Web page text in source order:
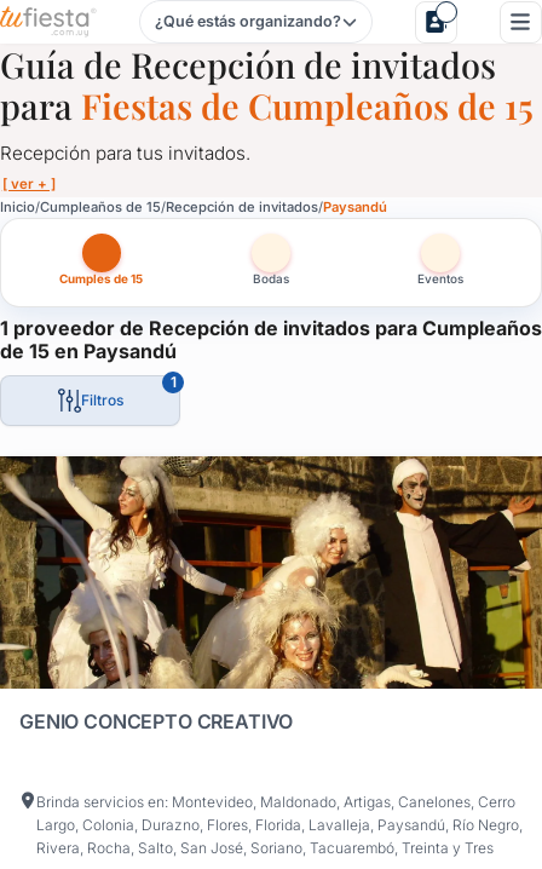
Recepción de invitados para Cumpleaños de 15 en
¿Qué estás organizando?
Guía de Recepción de invitados
para Fiestas de Cumpleaños de 15
Recepción para tus invitados.
[ ver + ]
Inicio Cumpleaños de 15 Recepción de invitados Paysandú
Cumples de 15 Bodas Eventos
1 proveedor de Recepción de invitados para Cumpleaños
de 15 en Paysandú
Filtros
1
GENIO CONCEPTO CREATIVO
Brinda servicios en: Montevideo, Maldonado, Artigas, Canelones, Cerro
Largo, Colonia, Durazno, Flores, Florida, Lavalleja, Paysandú, Río Negro,
Rivera, Rocha, Salto, San José, Soriano, Tacuarembó, Treinta y Tres
Recepción de invitados para Cumpleaños de 15 en
Recepción para tus invitados.
Servicios de recepción para fiestas, cumpleaños de 15,
Impresioná a tus invitados desde el primer minuto que llegan a